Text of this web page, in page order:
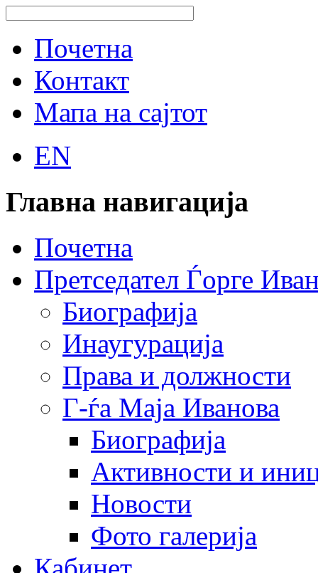
Почетна
Контакт
Мапа на сајтот
EN
Главна навигација
Почетна
Претседател Ѓорге
Биографија
Инаугурација
Права и должности
Г-ѓа Маја Иванова
Биографија
Активности и
Новости
Фото галерија